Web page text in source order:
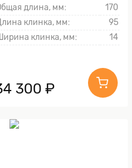
длина, мм:
170
клинка, мм:
95
клинка, мм:
14
300 ₽